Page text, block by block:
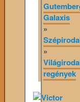
Galaxis
»
»
regények